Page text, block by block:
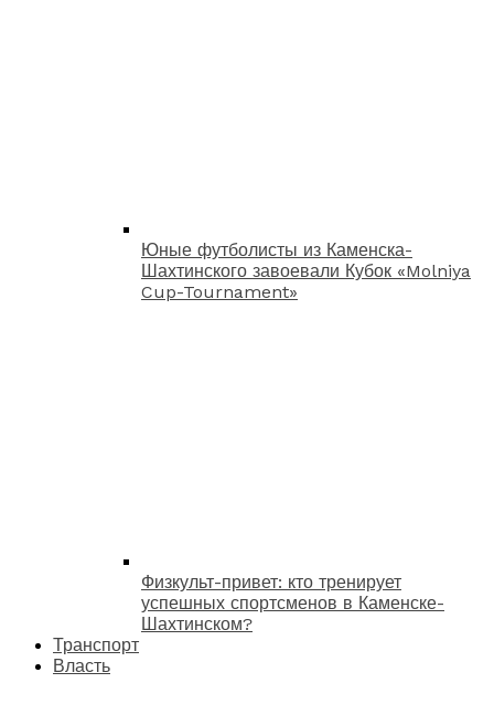
Юные футболисты из Каменска-
Шахтинского завоевали Кубок «Molniya
Cup-Tournament»
Физкульт-привет: кто тренирует
успешных спортсменов в Каменске-
Шахтинском?
Транспорт
Власть